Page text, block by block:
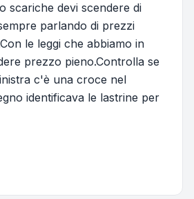
scariche devi scendere di
parlando di prezzi
le leggi che abbiamo in
prezzo pieno.Controlla se
c'è una croce nel
identificava le lastrine per